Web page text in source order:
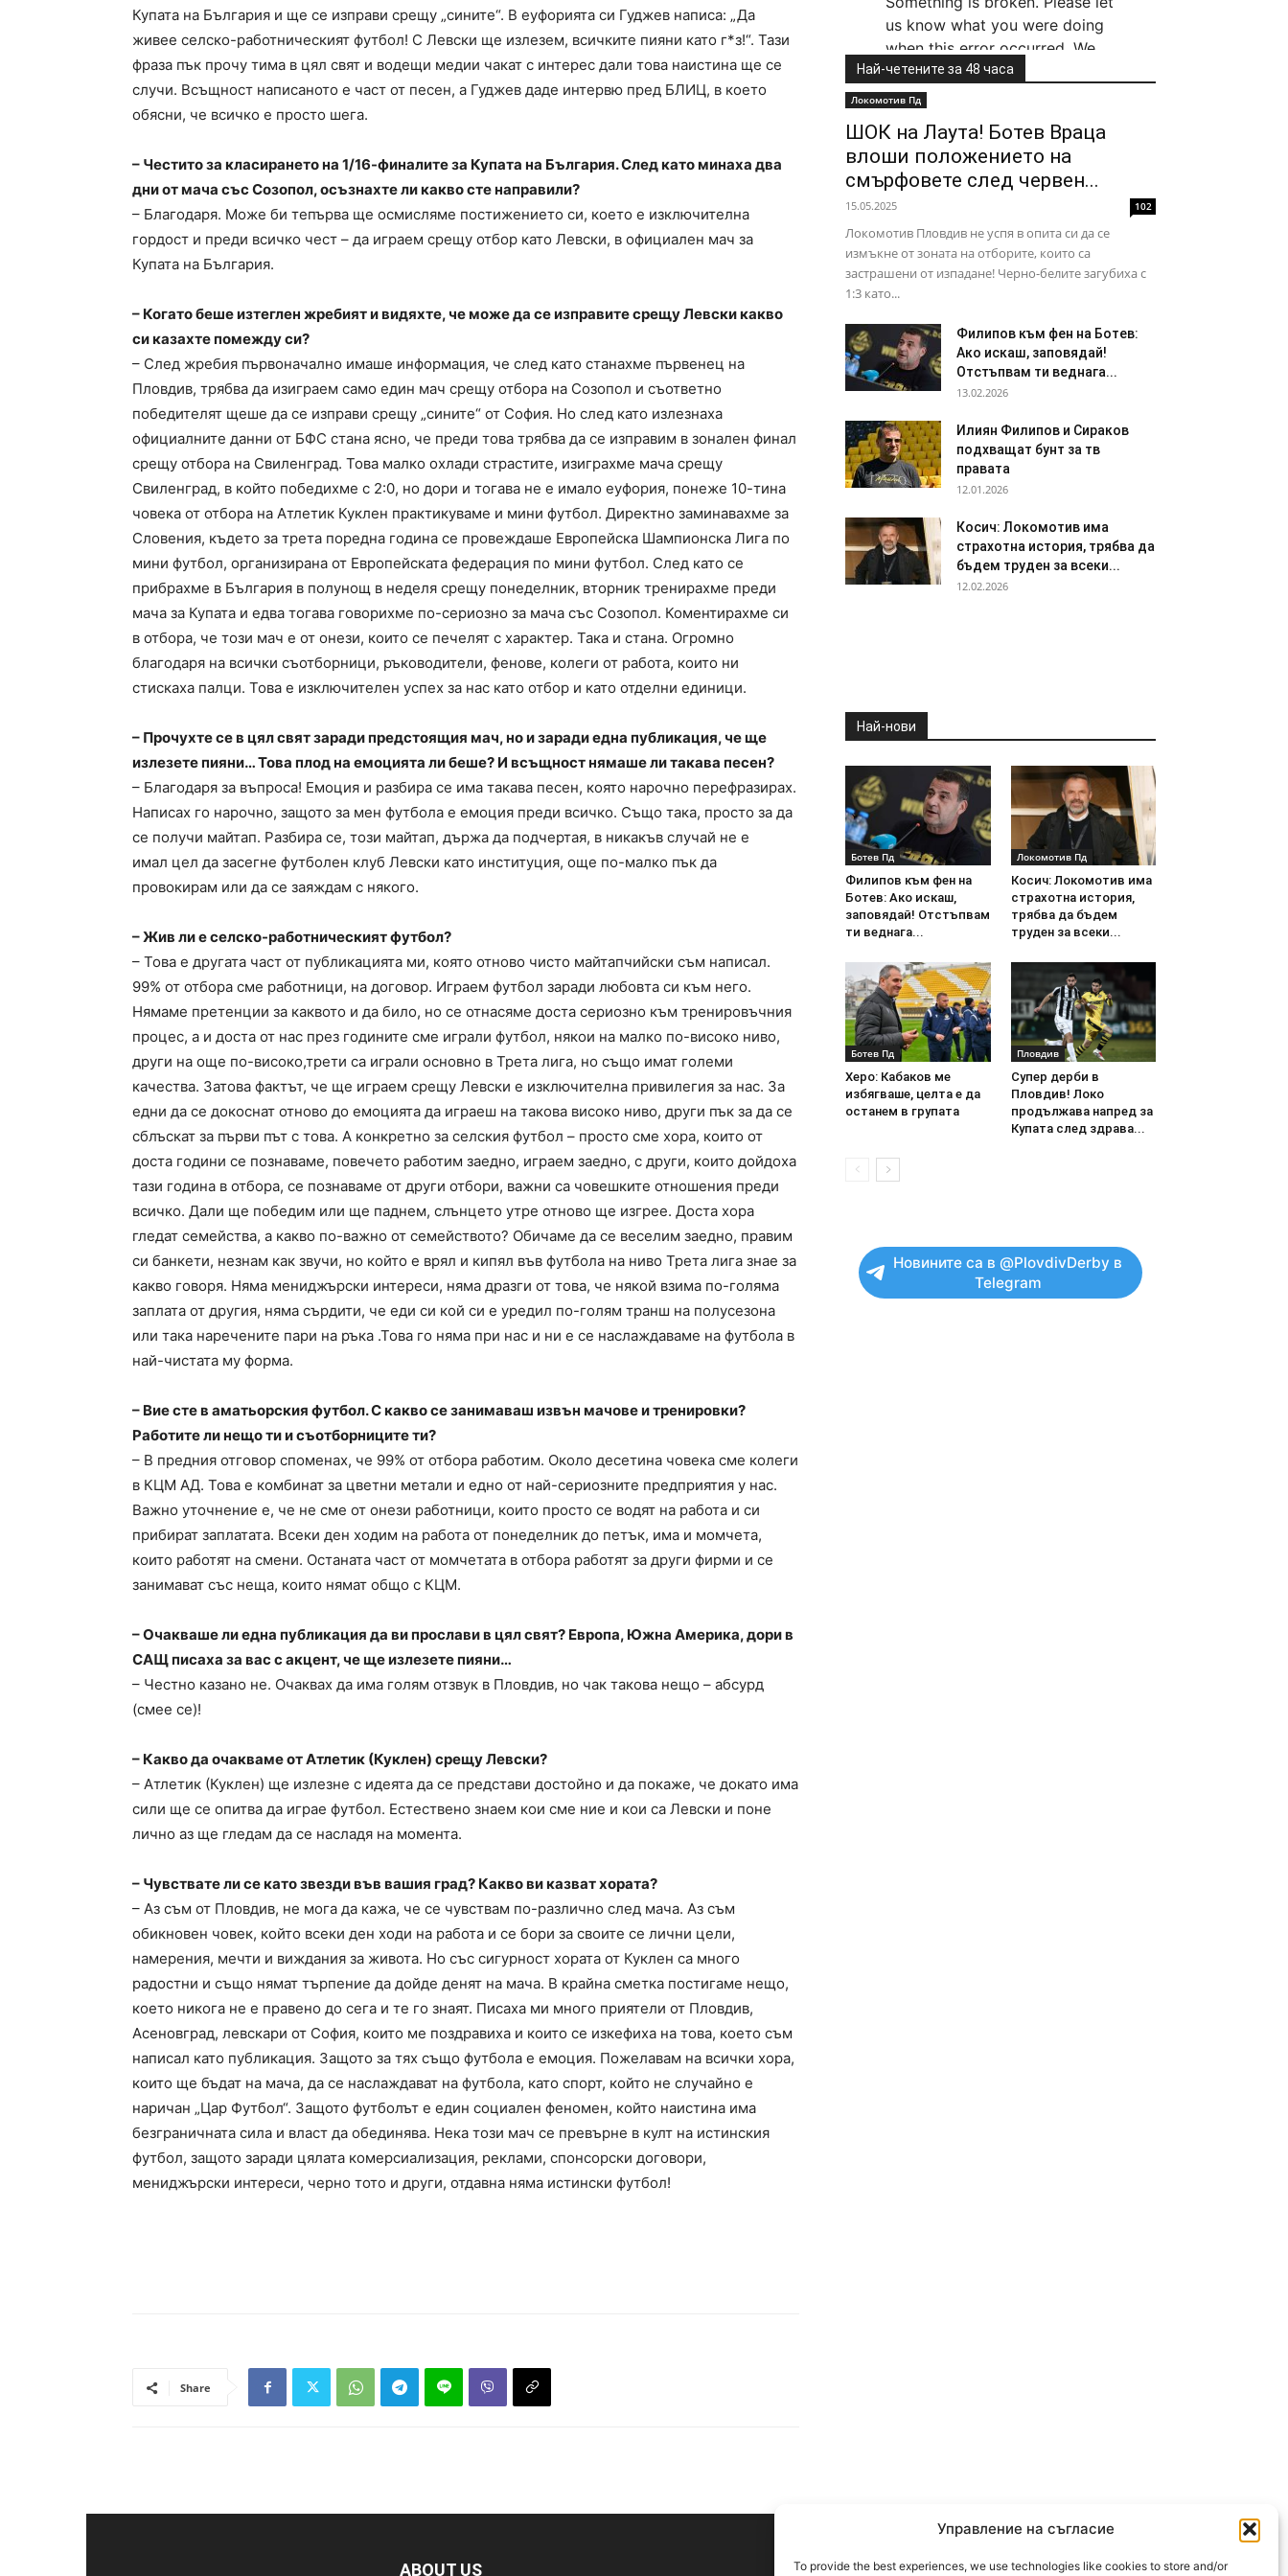
Управление на съгласие
To provide the best experiences, we use technologies like cookies to store and/or
Купата на България и ще се изправи срещу „сините“. В еуфорията си Гуджев написа: „Да
живее селско-работническият футбол! С Левски ще излезем, всичките пияни като г*з!“. Тази
фраза пък прочу тима в цял свят и водещи медии чакат с интерес дали това наистина ще се
случи. Всъщност написаното е част от песен, а Гуджев даде интервю пред БЛИЦ, в което
обясни, че всичко е просто шега.
– Честито за класирането на 1/16-финалите за Купата на България. След като минаха два
дни от мача със Созопол, осъзнахте ли какво сте направили?
– Благодаря. Може би тепърва ще осмисляме постижението си, което е изключителна
гордост и преди всичко чест – да играем срещу отбор като Левски, в официален мач за
Купата на България.
– Когато беше изтеглен жребият и видяхте, че може да се изправите срещу Левски какво
си казахте помежду си?
– След жребия първоначално имаше информация, че след като станахме първенец на
Пловдив, трябва да изиграем само един мач срещу отбора на Созопол и съответно
победителят щеше да се изправи срещу „сините“ от София. Но след като излезнаха
официалните данни от БФС стана ясно, че преди това трябва да се изправим в зонален финал
срещу отбора на Свиленград. Това малко охлади страстите, изиграхме мача срещу
Свиленград, в който победихме с 2:0, но дори и тогава не е имало еуфория, понеже 10-тина
човека от отбора на Атлетик Куклен практикуваме и мини футбол. Директно заминавахме за
Словения, където за трета поредна година се провеждаше Европейска Шампионска Лига по
мини футбол, организирана от Европейската федерация по мини футбол. След като се
прибрахме в България в полунощ в неделя срещу понеделник, вторник тренирахме преди
мача за Купата и едва тогава говорихме по-сериозно за мача със Созопол. Коментирахме си
в отбора, че този мач е от онези, които се печелят с характер. Така и стана. Огромно
благодаря на всички съотборници, ръководители, фенове, колеги от работа, които ни
стискаха палци. Това е изключителен успех за нас като отбор и като отделни единици.
– Прочухте се в цял свят заради предстоящия мач, но и заради една публикация, че ще
излезете пияни… Това плод на емоцията ли беше? И всъщност нямаше ли такава песен?
– Благодаря за въпроса! Емоция и разбира се има такава песен, която нарочно перефразирах.
Написах го нарочно, защото за мен футбола е емоция преди всичко. Също така, просто за да
се получи майтап. Разбира се, този майтап, държа да подчертая, в никакъв случай не е
имал цел да засегне футболен клуб Левски като институция, още по-малко пък да
провокирам или да се заяждам с някого.
– Жив ли е селско-работническият футбол?
– Това е другата част от публикацията ми, която отново чисто майтапчийски съм написал.
99% от отбора сме работници, на договор. Играем футбол заради любовта си към него.
Нямаме претенции за каквото и да било, но се отнасяме доста сериозно към тренировъчния
процес, а и доста от нас през годините сме играли футбол, някои на малко по-високо ниво,
други на още по-високо,трети са играли основно в Трета лига, но също имат големи
качества. Затова фактът, че ще играем срещу Левски е изключителна привилегия за нас. За
едни да се докоснат отново до емоцията да играеш на такова високо ниво, други пък за да се
сблъскат за първи път с това. А конкретно за селския футбол – просто сме хора, които от
доста години се познаваме, повечето работим заедно, играем заедно, с други, които дойдоха
тази година в отбора, се познаваме от други отбори, важни са човешките отношения преди
всичко. Дали ще победим или ще паднем, слънцето утре отново ще изгрее. Доста хора
гледат семейства, а какво по-важно от семейството? Обичаме да се веселим заедно, правим
си банкети, незнам как звучи, но който е врял и кипял във футбола на ниво Трета лига знае за
какво говоря. Няма мениджърски интереси, няма дразги от това, че някой взима по-голяма
заплата от другия, няма сърдити, че еди си кой си е уредил по-голям транш на полусезона
или така наречените пари на ръка .Това го няма при нас и ни е се наслаждаваме на футбола в
най-чистата му форма.
– Вие сте в аматьорския футбол. С какво се занимаваш извън мачове и тренировки?
Работите ли нещо ти и съотборниците ти?
– В предния отговор споменах, че 99% от отбора работим. Около десетина човека сме колеги
в КЦМ АД. Това е комбинат за цветни метали и едно от най-сериозните предприятия у нас.
Важно уточнение е, че не сме от онези работници, които просто се водят на работа и си
прибират заплатата. Всеки ден ходим на работа от понеделник до петък, има и момчета,
които работят на смени. Останата част от момчетата в отбора работят за други фирми и се
занимават със неща, които нямат общо с КЦМ.
– Очакваше ли една публикация да ви прослави в цял свят? Европа, Южна Америка, дори в
САЩ писаха за вас с акцент, че ще излезете пияни…
– Честно казано не. Очаквах да има голям отзвук в Пловдив, но чак такова нещо – абсурд
(смее се)!
– Какво да очакваме от Атлетик (Куклен) срещу Левски?
– Атлетик (Куклен) ще излезне с идеята да се представи достойно и да покаже, че докато има
сили ще се опитва да играе футбол. Естествено знаем кои сме ние и кои са Левски и поне
лично аз ще гледам да се насладя на момента.
– Чувствате ли се като звезди във вашия град? Какво ви казват хората?
– Аз съм от Пловдив, не мога да кажа, че се чувствам по-различно след мача. Аз съм
обикновен човек, който всеки ден ходи на работа и се бори за своите се лични цели,
намерения, мечти и виждания за живота. Но със сигурност хората от Куклен са много
радостни и също нямат търпение да дойде денят на мача. В крайна сметка постигаме нещо,
което никога не е правено до сега и те го знаят. Писаха ми много приятели от Пловдив,
Асеновград, левскари от София, които ме поздравиха и които се изкефиха на това, което съм
написал като публикация. Защото за тях също футбола е емоция. Пожелавам на всички хора,
които ще бъдат на мача, да се наслаждават на футбола, като спорт, който не случайно е
наричан „Цар Футбол“. Защото футболът е един социален феномен, който наистина има
безграничната сила и власт да обединява. Нека този мач се превърне в култ на истинския
футбол, защото заради цялата комерсиализация, реклами, спонсорски договори,
мениджърски интереси, черно тото и други, отдавна няма истински футбол!
Share
Най-четените за 48 часа
Локомотив Пд
ШОК на Лаута! Ботев Враца
влоши положението на
смърфовете след червен...
15.05.2025 102
Локомотив Пловдив не успя в опита си да се
измъкне от зоната на отборите, които са
застрашени от изпадане! Черно-белите загубиха с
1:3 като...
Филипов към фен на Ботев:
Ако искаш, заповядай!
Отстъпвам ти веднага...
13.02.2026
Илиян Филипов и Сираков
подхващат бунт за тв
правата
12.01.2026
Косич: Локомотив има
страхотна история, трябва да
бъдем труден за всеки...
12.02.2026
Най-нови
Ботев Пд
Филипов към фен на
Ботев: Ако искаш,
заповядай! Отстъпвам
ти веднага...
Локомотив Пд
Косич: Локомотив има
страхотна история,
трябва да бъдем
труден за всеки...
Ботев Пд
Херо: Кабаков ме
избягваше, целта е да
останем в групата
Пловдив
Супер дерби в
Пловдив! Локо
продължава напред за
Купата след здрава...
Новините са в @PlovdivDerby в
Telegram
ABOUT US FOLLOW US